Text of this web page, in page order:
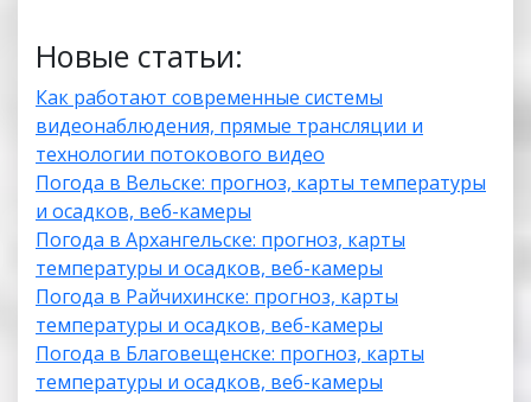
Новые статьи:
Как работают современные системы
видеонаблюдения, прямые трансляции и
технологии потокового видео
Погода в Вельске: прогноз, карты температуры
и осадков, веб-камеры
Погода в Архангельске: прогноз, карты
температуры и осадков, веб-камеры
Погода в Райчихинске: прогноз, карты
температуры и осадков, веб-камеры
Погода в Благовещенске: прогноз, карты
температуры и осадков, веб-камеры